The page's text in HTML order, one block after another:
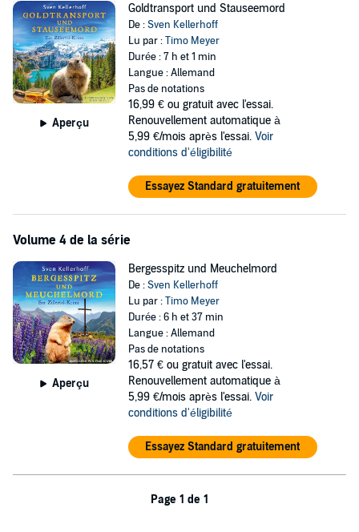
Aperçu
Goldtransport und Stauseemord
De :Sven Kellerhoff
Lu par :Timo Meyer
Durée : 7 h et 1 min
Langue : Allemand
Pas de notations
16,99 € ou gratuit avec l'essai.
Renouvellement automatique à
5,99 €/mois après l'essai. Voir
conditions d'éligibilité
Essayez Standard gratuitement
Volume 4 de la série
Aperçu
Bergesspitz und Meuchelmord
De :Sven Kellerhoff
Lu par :Timo Meyer
Durée : 6 h et 37 min
Langue : Allemand
Pas de notations
16,57 € ou gratuit avec l'essai.
Renouvellement automatique à
5,99 €/mois après l'essai. Voir
conditions d'éligibilité
Essayez Standard gratuitement
Page 1 de 1